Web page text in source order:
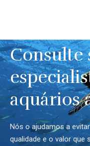
Consulte
aquários
Nós o ajudamos a
qualidade e o valor que